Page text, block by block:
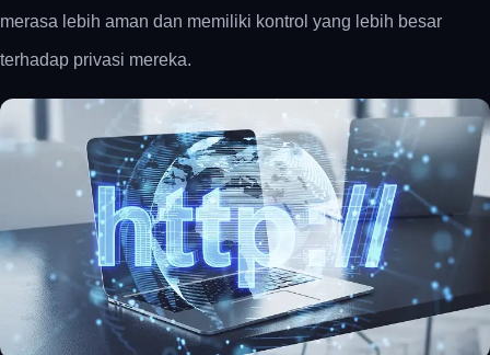
merasa lebih aman dan memiliki kontrol yang lebih besar
terhadap privasi mereka.